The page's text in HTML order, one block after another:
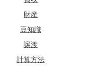
財産
豆知識
譲渡
計算方法